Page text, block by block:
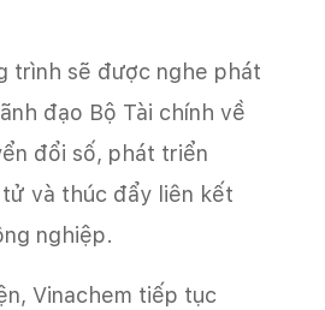
trình sẽ được nghe phát
đạo Bộ Tài chính về
đổi số, phát triển
và thúc đẩy liên kết
nghiệp.
Vinachem tiếp tục